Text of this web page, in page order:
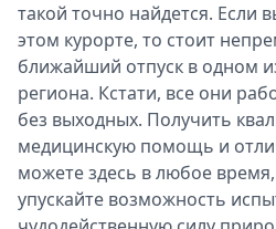
такой точно найдется. Если
этом курорте, то стоит
ближайший отпуск в одном
региона. Кстати, все они
без выходных. Получить
медицинскую помощь и
можете здесь в любое
упускайте возможность